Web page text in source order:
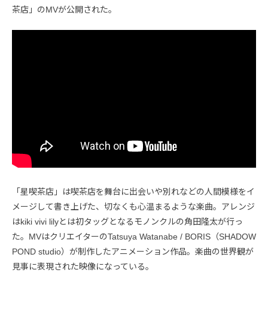
茶店」のMVが公開された。
「星喫茶店」は喫茶店を舞台に出会いや別れなどの人間模様をイ
メージして書き上げた、切なくも心温まるような楽曲。アレンジ
はkiki vivi lilyとは初タッグとなるモノンクルの角田隆太が行っ
た。MVはクリエイターのTatsuya Watanabe / BORIS（SHADOW
POND studio）が制作したアニメーション作品。楽曲の世界観が
見事に表現された映像になっている。